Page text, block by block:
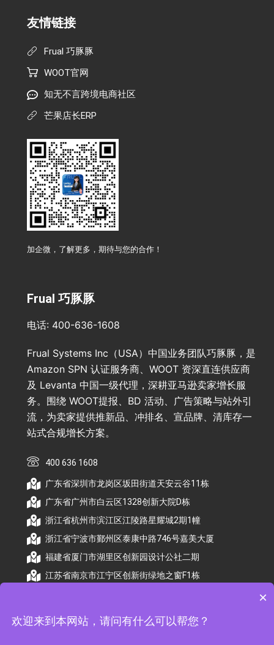
友情链接
Frual 巧豚豚
WOOT官网
知无不言跨境电商社区
芒果店长ERP
加企微，了解更多，期待与您的合作！
Frual 巧豚豚
电话: 400-636-1608
Frual Systems Inc（USA）中国业务团队巧豚豚，是
Amazon SPN 认证服务商、WOOT 资深直连供应商
及 Levanta 中国一级代理，深耕亚马逊卖家增长服
务。围绕 WOOT提报、BD 活动、广告策略与站外引
流，为卖家提供推新品、冲排名、宣品牌、清库存一
站式合规增长方案。
400 636 1608
广东省深圳市龙岗区坂田街道天安云谷11栋
广东省广州市白云区1328创新大院D栋
浙江省杭州市滨江区江陵路星耀城2期1幢
浙江省宁波市鄞州区泰康中路746号嘉美大厦
福建省厦门市湖里区创新园设计公社二期
江苏省南京市江宁区创新街绿地之窗F1栋
×
欢迎来到本网站，请问有什么可以帮您？